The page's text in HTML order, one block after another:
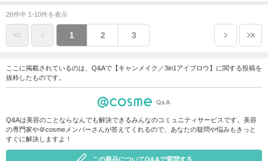
26件中 1-10件を表示
1 2 3
ここに掲載されているのは、Q&Aで【キャンメイク／3in1アイブロウ】に関する投稿を
抜粋したものです。
Q&Aは美容のことならなんでも解決できるみんなのコミュニティサービスです。美容
の専門家や＠cosmeメンバーさんが答えてくれるので、あなたの疑問や悩みもきっと
すぐに解決しますよ！
この商品についてQ&Aで質問する